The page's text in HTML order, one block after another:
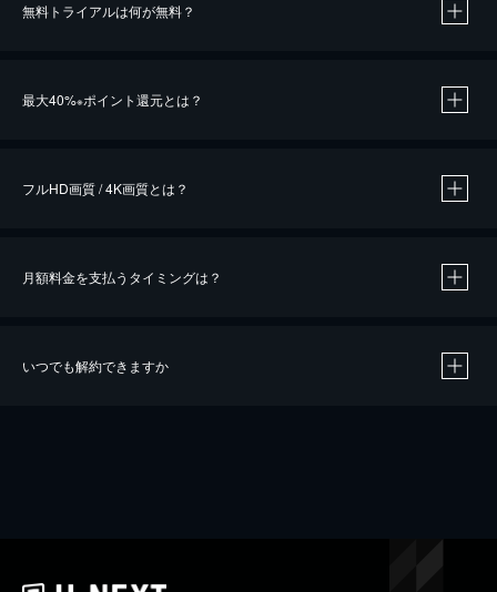
無料トライアルは何が無料？
最大40%※ポイント還元とは？
※40％ポイント還元の対象は、クレジットカード決済による作品の購入 / レンタルです。
iOSアプリのUコイン決済による作品の購入 / レンタルは、20％のポイント還元です。
フルHD画質 / 4K画質とは？
月額料金を支払うタイミングは？
いつでも解約できますか